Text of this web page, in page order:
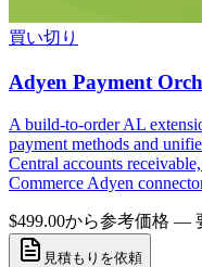
買い切り
Adyen Payment
A build-to-order AL
payment methods and
Central accounts
Commerce Adyen
$499.00から参考価格 —
見積もりを依頼